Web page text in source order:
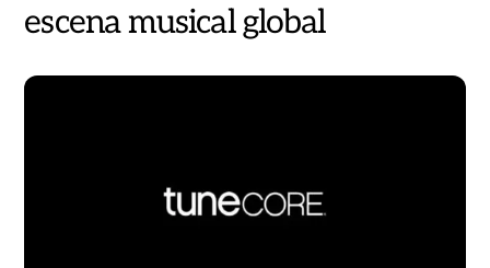
escena musical global